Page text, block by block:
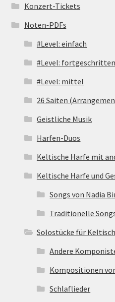
Konzert-Tickets
Noten-PDFs
#Level: einfach
#Level: fortgeschritten
#Level: mittel
26 Saiten
Geistliche Musik
Harfen-Duos
Keltische Harfe mit
Keltische Harfe und
Songs von Nadia
Traditionelle
Solostücke für
Andere
Kompositionen
Schlaflieder